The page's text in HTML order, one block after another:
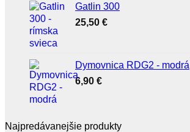
Gatlin 300
25,50 €
Dymovnica RDG2 - modrá
6,90 €
Najpredávanejšie produkty